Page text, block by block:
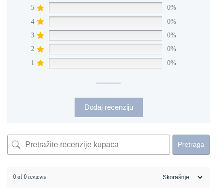
5
0%
4
0%
3
0%
2
0%
1
0%
Dodaj recenziju
Pretraga
0 of 0 reviews